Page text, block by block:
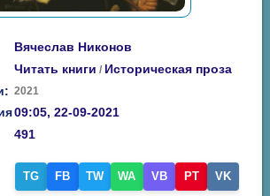
Вячеслав Никонов
Читать книги / Историческая проза
2021
09:05, 22-09-2021
491
TG FB TW WA VB PT VK